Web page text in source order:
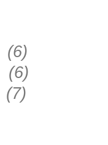
(6)
(6)
(7)